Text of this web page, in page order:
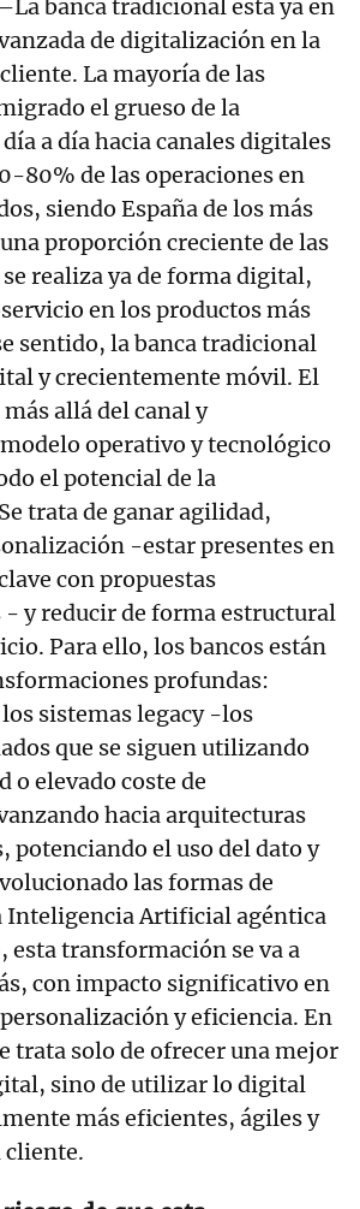
banca tradicional está ya en
de digitalización en la
La mayoría de las
el grueso de la
a día hacia canales digitales
80% de las operaciones en
siendo España de los más
proporción creciente de las
realiza ya de forma digital,
en los productos más
sentido, la banca tradicional
y crecientemente móvil. El
allá del canal y
operativo y tecnológico
el potencial de la
trata de ganar agilidad,
-estar presentes en
con propuestas
- y reducir de forma estructural
Para ello, los bancos están
profundas:
sistemas legacy -los
que se siguen utilizando
o elevado coste de
hacia arquitecturas
potenciando el uso del dato y
las formas de
Inteligencia Artificial agéntica
esta transformación se va a
con impacto significativo en
y eficiencia. En
trata solo de ofrecer una mejor
sino de utilizar lo digital
más eficientes, ágiles y
cliente.